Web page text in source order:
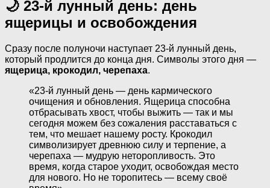
🌙 23-й лунный день: день
ящерицы и освобождения
Сразу после полуночи наступает 23-й лунный день,
который продлится до конца дня. Символы этого дня —
ящерица, крокодил, черепаха.
«23-й лунный день — день кармического
очищения и обновления. Ящерица способна
отбрасывать хвост, чтобы выжить — так и мы
сегодня можем без сожаления расставаться с
тем, что мешает нашему росту. Крокодил
символизирует древнюю силу и терпение, а
черепаха — мудрую неторопливость. Это
время, когда старое уходит, освобождая место
для нового. Но не торопитесь — всему своё